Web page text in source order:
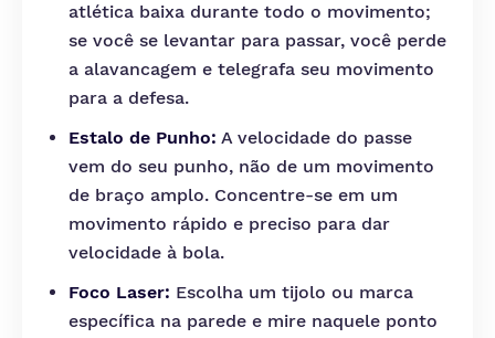
atlética baixa durante todo o movimento;
se você se levantar para passar, você perde
a alavancagem e telegrafa seu movimento
para a defesa.
Estalo de Punho: A velocidade do passe
vem do seu punho, não de um movimento
de braço amplo. Concentre-se em um
movimento rápido e preciso para dar
velocidade à bola.
Foco Laser: Escolha um tijolo ou marca
específica na parede e mire naquele ponto